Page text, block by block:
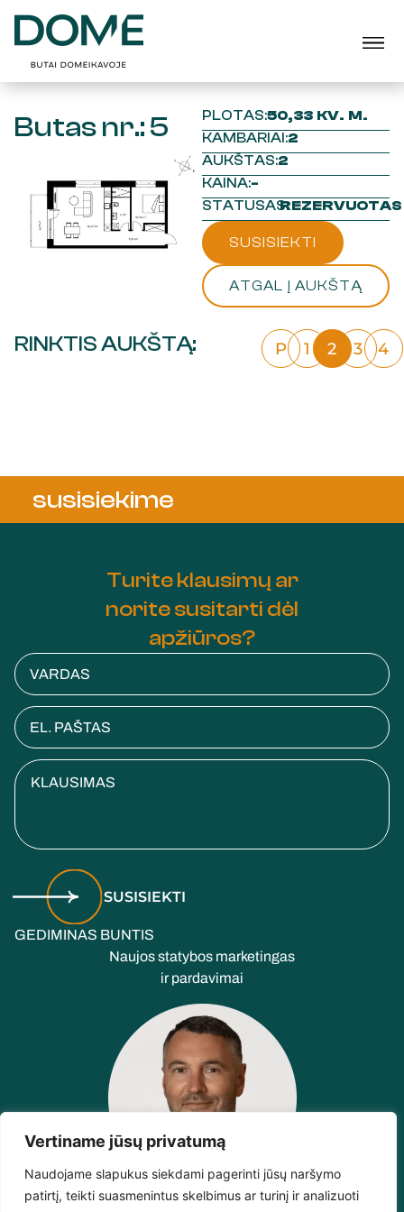
Vertiname jūsų privatumą
Naudojame slapukus siekdami pagerinti jūsų naršymo
patirtį, teikti suasmenintus skelbimus ar turinį ir analizuoti
Butas nr.: 5 PLOTAS:50,33 KV. M.
KAMBARIAI:2
AUKŠTAS:2
KAINA:-
STATUSAS:REZERVUOTAS
SUSISIEKTI
ATGAL Į AUKŠTĄ
RINKTIS AUKŠTĄ: P 1 2 3 4
susisiekime
Turite klausimų ar
norite susitarti dėl
apžiūros?
SUSISIEKTI
GEDIMINAS BUNTIS
Naujos statybos marketingas
ir pardavimai